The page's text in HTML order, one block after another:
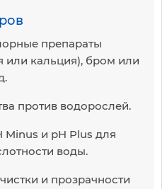
препараты
или кальция), бром или
против водорослей.
Minus и pH Plus для
воды.
и прозрачности